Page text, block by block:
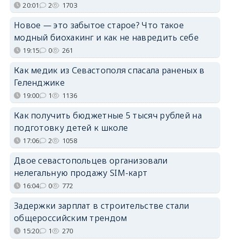
20:01 2 1703
Новое — это забытое старое? Что такое
модный биохакинг и как не навредить себе
19:15 0 261
Как медик из Севастополя спасала раненых в
Геленджике
19:00 1 1136
Как получить бюджетные 5 тысяч рублей на
подготовку детей к школе
17:06 2 1058
Двое севастопольцев организовали
нелегальную продажу SIM-карт
16:04 0 772
Задержки зарплат в строительстве стали
общероссийским трендом
15:20 1 270